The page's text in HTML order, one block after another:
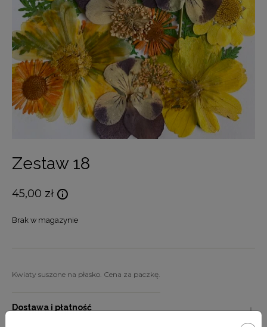
Zestaw 18
45,00 zł
Brak w magazynie
Kwiaty suszone na płasko. Cena za paczkę.
Dostawa i płatność